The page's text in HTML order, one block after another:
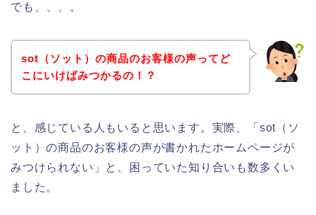
でも、、、。
sot（ソット）の商品のお客様の声ってど
こにいけばみつかるの！？
と、感じている人もいると思います。実際、「sot（ソ
ット）の商品のお客様の声が書かれたホームページが
みつけられない」と、困っていた知り合いも数多くい
ました。